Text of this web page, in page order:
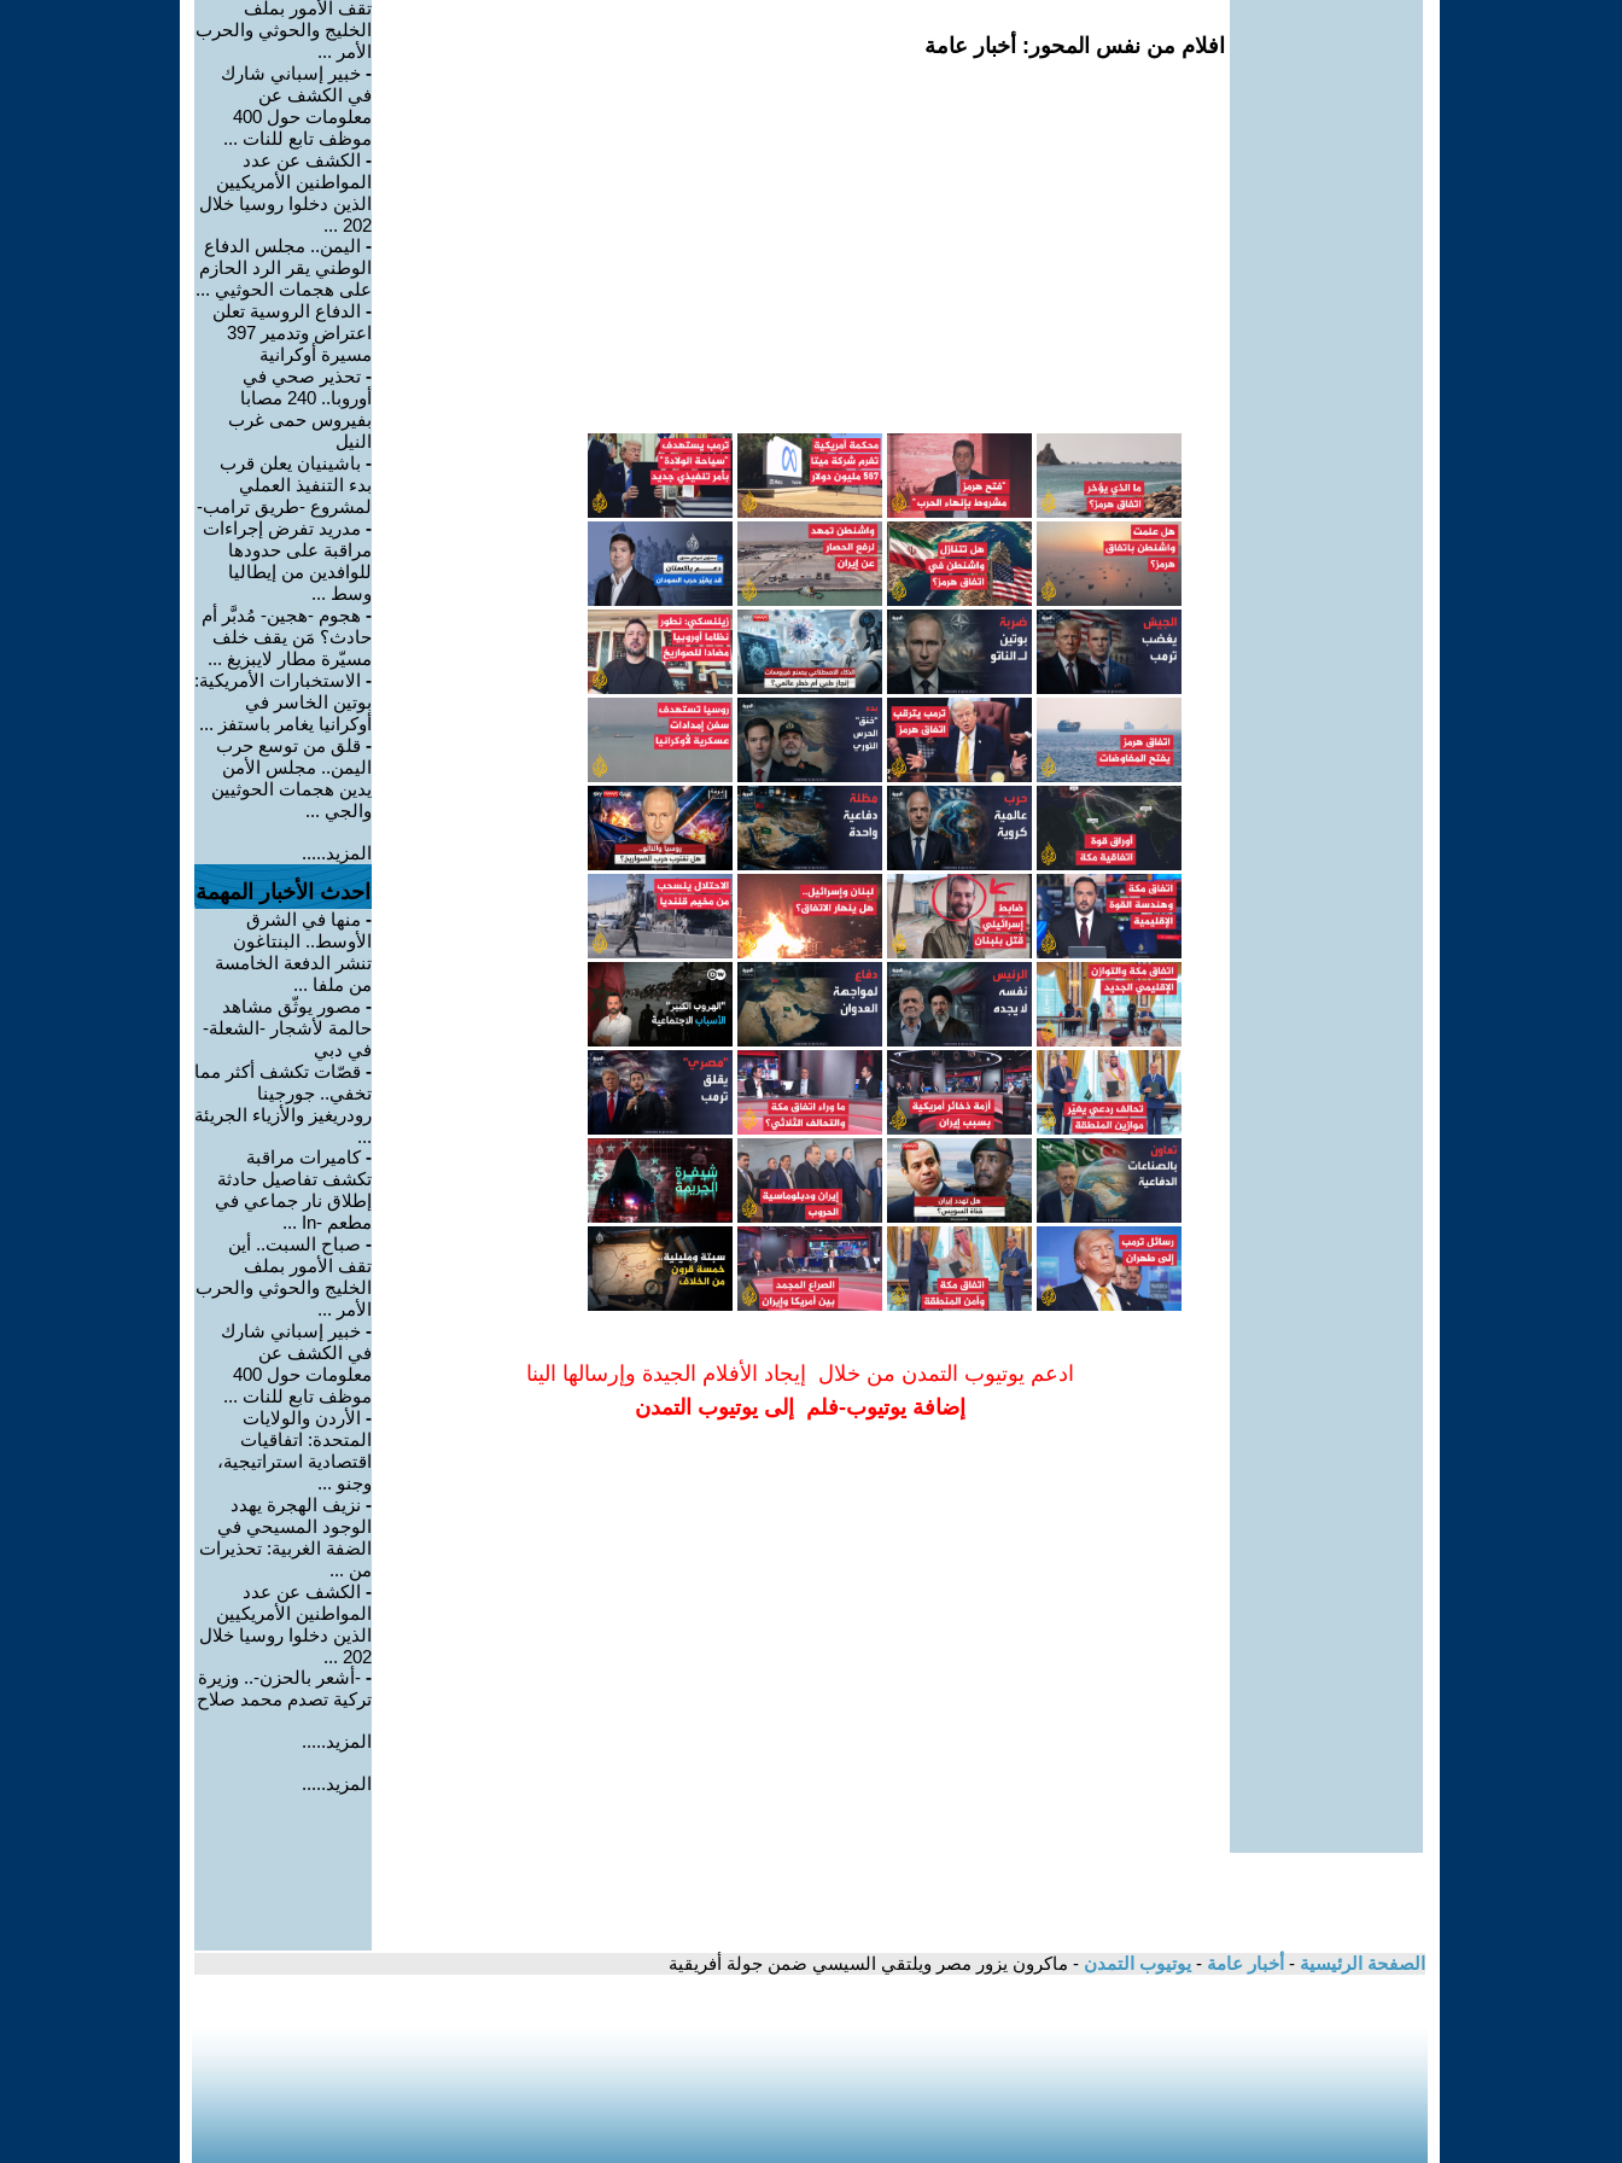
افلام من نفس المحور: أخبار عامة
ادعم يوتيوب التمدن من خلال إيجاد الأفلام الجيدة وإرسالها الينا
إضافة يوتيوب-فلم إلى يوتيوب التمدن
تقف الأمور بملف
الخليج والحوثي والحرب
الأمر ...
- خبير إسباني شارك
في الكشف عن
معلومات حول 400
موظف تابع للنات ...
- الكشف عن عدد
المواطنين الأمريكيين
الذين دخلوا روسيا خلال
202 ...
- اليمن.. مجلس الدفاع
الوطني يقر الرد الحازم
على هجمات الحوثيي ...
- الدفاع الروسية تعلن
اعتراض وتدمير 397
مسيرة أوكرانية
- تحذير صحي في
أوروبا.. 240 مصابا
بفيروس حمى غرب
النيل
- باشينيان يعلن قرب
بدء التنفيذ العملي
لمشروع -طريق ترامب-
- مدريد تفرض إجراءات
مراقبة على حدودها
للوافدين من إيطاليا
وسط ...
- هجوم -هجين- مُدبَّر أم
حادث؟ مَن يقف خلف
مسيّرة مطار لايبزيغ ...
- الاستخبارات الأمريكية:
بوتين الخاسر في
أوكرانيا يغامر باستفز ...
- قلق من توسع حرب
اليمن.. مجلس الأمن
يدين هجمات الحوثيين
والجي ...
المزيد.....
احدث الأخبار المهمة
- منها في الشرق
الأوسط.. البنتاغون
تنشر الدفعة الخامسة
من ملفا ...
- مصور يوثّق مشاهد
حالمة لأشجار -الشعلة-
في دبي
- قصّات تكشف أكثر مما
تخفي.. جورجينا
رودريغيز والأزياء الجريئة
...
-كاميرات مراقبة
تكشف تفاصيل حادثة
إطلاق نار جماعي في
مطعم -In ...
- صباح السبت.. أين
تقف الأمور بملف
الخليج والحوثي والحرب
الأمر ...
- خبير إسباني شارك
في الكشف عن
معلومات حول 400
موظف تابع للنات ...
- الأردن والولايات
المتحدة: اتفاقيات
اقتصادية استراتيجية،
وجنو ...
- نزيف الهجرة يهدد
الوجود المسيحي في
الضفة الغربية: تحذيرات
من ...
- الكشف عن عدد
المواطنين الأمريكيين
الذين دخلوا روسيا خلال
202 ...
- -أشعر بالحزن-.. وزيرة
تركية تصدم محمد صلاح
المزيد.....
المزيد.....
الصفحة الرئيسية - أخبار عامة - يوتيوب التمدن - ماكرون يزور مصر ويلتقي السيسي ضمن جولة أفريقية